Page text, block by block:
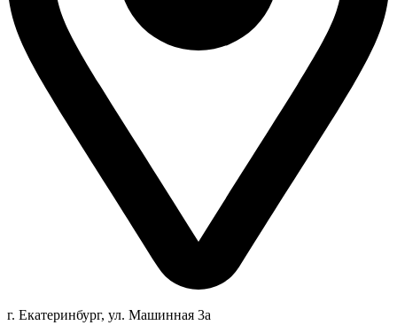
г. Екатеринбург, ул. Машинная 3а